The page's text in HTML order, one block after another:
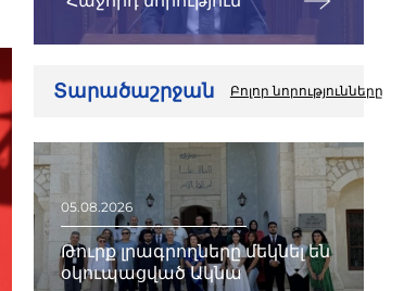
Տարածաշրջան Բոլոր նորությունները
05.08.2026
Թուրք լրագրողները մեկնել են
օկուպացված Ակնա